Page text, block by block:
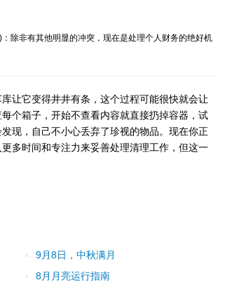
除非有其他明显的冲突，现在是处理个人财务的绝好机
让它变得井井有条，这个过程可能很快就会让
个箱子，开始不查看内容就直接扔掉容器，试
现，自己不小心丢弃了珍视的物品。现在你正
多时间和专注力来妥善处理清理工作，但这一
9月8日，中秋满月
8月月亮运行指南